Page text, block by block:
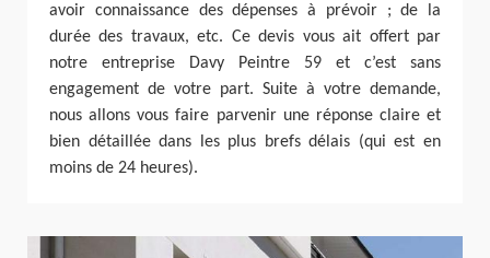
avoir connaissance des dépenses à prévoir ; de la
durée des travaux, etc. Ce devis vous ait offert par
notre entreprise Davy Peintre 59 et c’est sans
engagement de votre part. Suite à votre demande,
nous allons vous faire parvenir une réponse claire et
bien détaillée dans les plus brefs délais (qui est en
moins de 24 heures).